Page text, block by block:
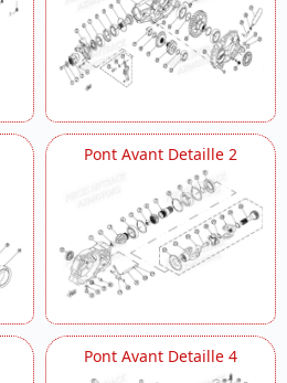
Pont Avant Detaille 2
Pont Avant Detaille 4